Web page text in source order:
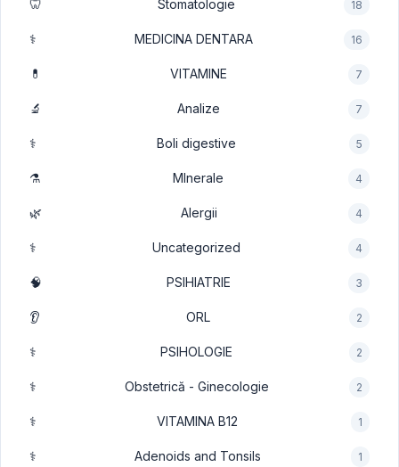
🦷 Stomatologie 18
⚕️ MEDICINA DENTARA 16
💊 VITAMINE 7
🔬 Analize 7
⚕️ Boli digestive 5
⚗️ MInerale 4
🌿 Alergii 4
⚕️ Uncategorized 4
🧠 PSIHIATRIE 3
👂 ORL 2
⚕️ PSIHOLOGIE 2
⚕️ Obstetrică - Ginecologie 2
⚕️ VITAMINA B12 1
⚕️ Adenoids and Tonsils 1